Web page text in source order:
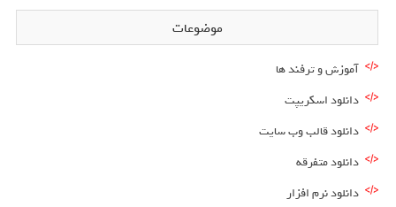
موضوعات
آموزش و ترفند ها
دانلود اسکریپت
دانلود قالب وب سایت
دانلود متفرقه
دانلود نرم افزار